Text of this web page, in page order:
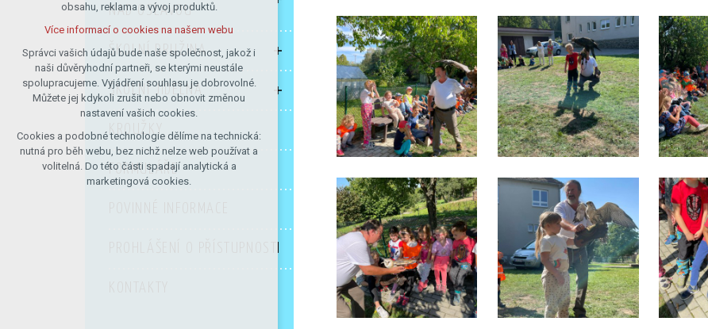
NAD OSLAVOU
ŠKOLNÍ DRUŽINA
ŠKOLNÍ JÍDELNA
KROUŽKY
FORMULÁŘE
Volitelná cookies
analytická pro anonymizované
vyhodnocení návštěvnosti
marketingová cookies (Google)
Více informací o cookies na našem webu
Přijmout všechny cookies
Odmítnout vše
obsahu, reklama a vývoj produktů.
Více informací o cookies na našem webu
Správci vašich údajů bude naše společnost, jakož i
naši důvěryhodní partneři, se kterými neustále
spolupracujeme. Vyjádření souhlasu je dobrovolné.
Můžete jej kdykoli zrušit nebo obnovit změnou
nastavení vašich cookies.
Cookies a podobné technologie dělíme na technická:
nutná pro běh webu, bez nichž nelze web používat a
volitelná. Do této části spadají analytická a
marketingová cookies.